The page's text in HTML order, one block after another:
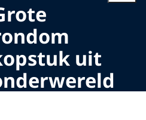
uit